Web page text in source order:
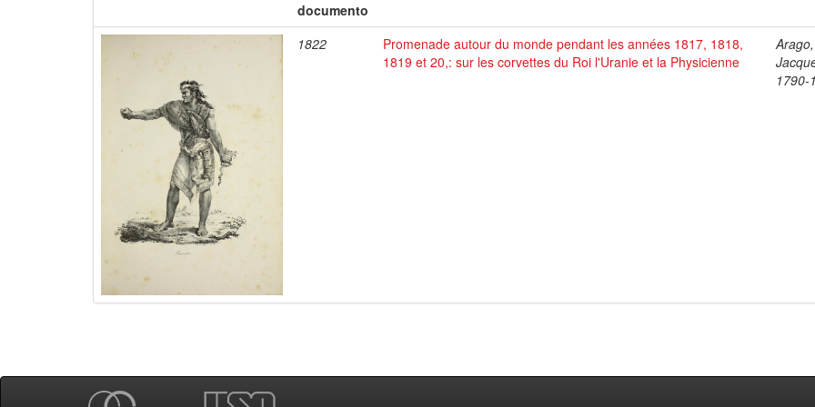
documento
1822
Promenade autour du monde pendant les années 1817, 1818,
1819 et 20,: sur les corvettes du Roi l'Uranie et la Physicienne
Arago,
1790-